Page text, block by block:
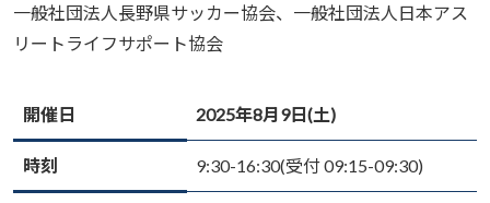
一般社団法人長野県サッカー協会、一般社団法人日本アス
リートライフサポート協会
開催日 2025年8月9日(土)
時刻 9:30-16:30(受付 09:15-09:30)